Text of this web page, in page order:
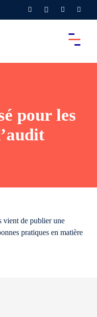
pour les
vient de publier une
pratiques en matière